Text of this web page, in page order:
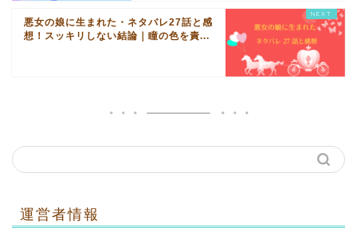
悪女の娘に生まれた・ネタバレ27話と感
想！スッキリしない結論｜瞳の色を責...
運営者情報